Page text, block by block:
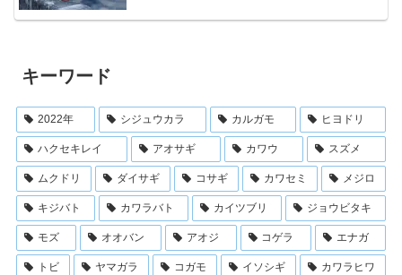
キーワード
2022年 シジュウカラ カルガモ ヒヨドリ
ハクセキレイ アオサギ カワウ スズメ
ムクドリ ダイサギ コサギ カワセミ メジロ
キジバト カワラバト カイツブリ ジョウビタキ
モズ オオバン アオジ コゲラ エナガ
トビ ヤマガラ コガモ イソシギ カワラヒワ